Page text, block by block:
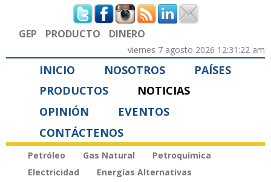
Formulario de búsqueda
GEP PRODUCTO DINERO
viernes 7 agosto 2026 12:31:22 am
INICIO NOSOTROS
PAÍSES
PRODUCTOS
NOTICIAS
OPINIÓN
EVENTOS
CONTÁCTENOS
Petróleo Gas Natural
Petroquímica
Electricidad
Energías Alternativas